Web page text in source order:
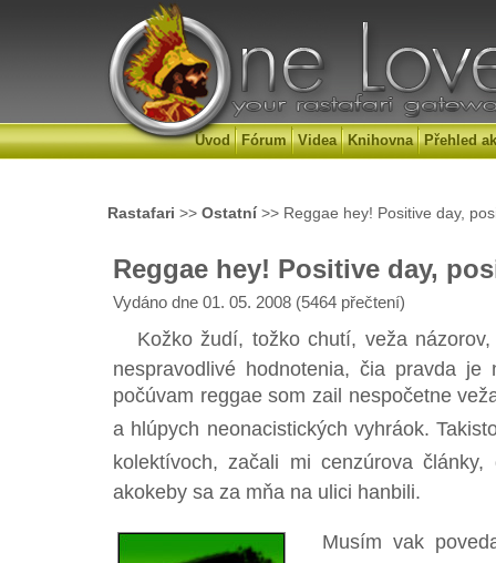
Úvod Fórum Videa Knihovna Přehled
Rastafari >> Ostatní>> Reggae hey! Positive day,
Reggae hey! Positive day,
Vydáno dne 01. 05. 2008 (5464 přečtení)
Kožko žudí, tožko chutí, veža názorov,
nespravodlivé hodnotenia, čia pravda je
počúvam reggae som zail nespočetne
a hlúpych neonacistických vyhráok.
kolektívoch, začali mi cenzúrova
akokeby sa za mňa na ulici hanbili.
Musím vak